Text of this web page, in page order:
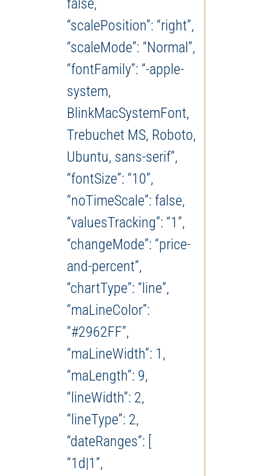
false,
“scalePosition”: “right”,
“scaleMode”: “Normal”,
“fontFamily”: “-apple-
system,
BlinkMacSystemFont,
Trebuchet MS, Roboto,
Ubuntu, sans-serif”,
“fontSize”: “10”,
“noTimeScale”: false,
“valuesTracking”: “1”,
“changeMode”: “price-
and-percent”,
“chartType”: “line”,
“maLineColor”:
“#2962FF”,
“maLineWidth”: 1,
“maLength”: 9,
“lineWidth”: 2,
“lineType”: 2,
“dateRanges”: [
“1d|1”,